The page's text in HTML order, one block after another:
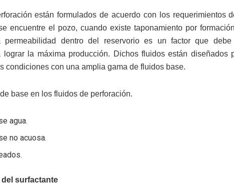
están formulados de acuerdo con los requerimientos
encuentre el pozo, cuando existe taponamiento por
permeabilidad dentro del reservorio es un factor que debe
lograr la máxima producción. Dichos fluidos están diseñados
condiciones con una amplia gama de fluidos base.
base en los fluidos de perforación.
agua.
no acuosa.
surfactante